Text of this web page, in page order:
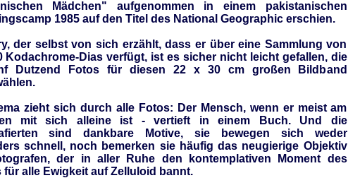
Mädchen" aufgenommen in einem pakistanischen
1985 auf den Titel des National Geographic erschien.
der selbst von sich erzählt, dass er über eine Sammlung von
Kodachrome-Dias verfügt, ist es sicher nicht leicht gefallen, die
Dutzend Fotos für diesen 22 x 30 cm großen Bildband
zieht sich durch alle Fotos: Der Mensch, wenn er meist am
mit sich alleine ist - vertieft in einem Buch. Und die
sind dankbare Motive, sie bewegen sich weder
schnell, noch bemerken sie häufig das neugierige Objektiv
der in aller Ruhe den kontemplativen Moment des
für alle Ewigkeit auf Zelluloid bannt.